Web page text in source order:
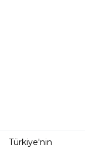
Türkiye'nin